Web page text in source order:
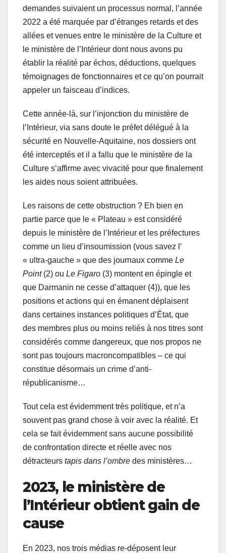
demandes suivaient un processus normal, l’année
2022 a été marquée par d’étranges retards et des
allées et venues entre le ministère de la Culture et
le ministère de l’Intérieur dont nous avons pu
établir la réalité par échos, déductions, quelques
témoignages de fonctionnaires et ce qu’on pourrait
appeler un faisceau d’indices.
Cette année-là, sur l’injonction du ministère de
l’Intérieur, via sans doute le préfet délégué à la
sécurité en Nouvelle-Aquitaine, nos dossiers ont
été interceptés et il a fallu que le ministère de la
Culture s’affirme avec vivacité pour que finalement
les aides nous soient attribuées.
Les raisons de cette obstruction ? Eh bien en
partie parce que le « Plateau » est considéré
depuis le ministère de l’Intérieur et les préfectures
comme un lieu d’insoumission (vous savez l’
« ultra-gauche » que des journaux comme Le
Point(2) ou Le Figaro (3) montent en épingle et
que Darmanin ne cesse d’attaquer (4)), que les
positions et actions qui en émanent déplaisent
dans certaines instances politiques d’État, que
des membres plus ou moins reliés à nos titres sont
considérés comme dangereux, que nos propos ne
sont pas toujours macroncompatibles – ce qui
constitue désormais un crime d’anti-
républicanisme…
Tout cela est évidemment très politique, et n’a
souvent pas grand chose à voir avec la réalité. Et
cela se fait évidemment sans aucune possibilité
de confrontation directe et réelle avec nos
détracteurs tapis dans l’ombre des ministères…
2023, le ministère de
l’Intérieur obtient gain de
cause
En 2023, nos trois médias re-déposent leur